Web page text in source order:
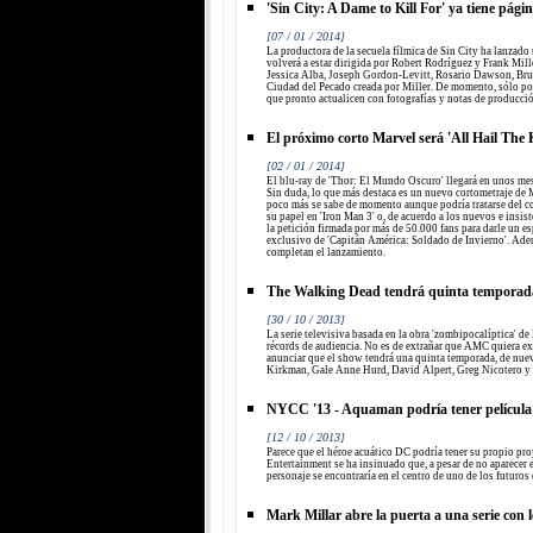
'Sin City: A Dame to Kill For' ya tiene
[07 / 01 / 2014]
La productora de la secuela fílmica de Sin City ha
volverá a estar dirigida por Robert Rodríguez y Frank
Jessica Alba, Joseph Gordon-Levitt, Rosario Dawson,
Ciudad del Pecado creada por Miller. De momento, sólo
que pronto actualicen con fotografías y notas de
El próximo corto Marvel será 'All Hail The
[02 / 01 / 2014]
El blu-ray de 'Thor: El Mundo Oscuro' llegará en unos
Sin duda, lo que más destaca es un nuevo cortometraje
poco más se sabe de momento aunque podría tratarse
su papel en 'Iron Man 3' o, de acuerdo a los nuevos e
la petición firmada por más de 50.000 fans para darle un
exclusivo de 'Capitán América: Soldado de Invierno'.
completan el lanzamiento.
The Walking Dead tendrá quinta
[30 / 10 / 2013]
La serie televisiva basada en la obra 'zombipocalíptica'
récords de audiencia. No es de extrañar que AMC quiera
anunciar que el show tendrá una quinta temporada, de
Kirkman, Gale Anne Hurd, David Alpert, Greg Nicotero
NYCC '13 - Aquaman podría tener
[12 / 10 / 2013]
Parece que el héroe acuático DC podría tener su propio
Entertainment se ha insinuado que, a pesar de no
personaje se encontraría en el centro de uno de los futuros
Mark Millar abre la puerta a una serie con